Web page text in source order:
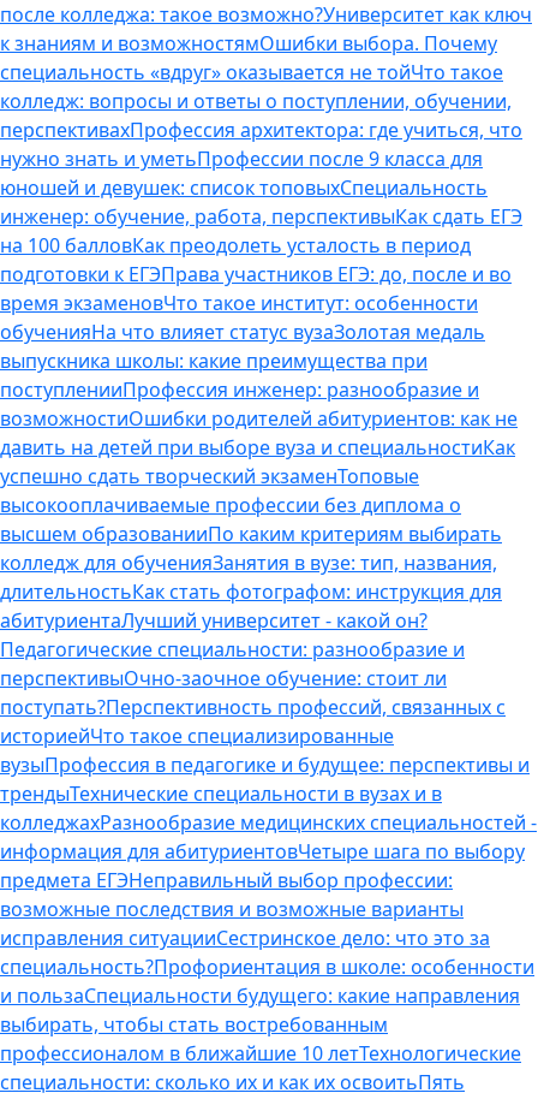
после колледжа: такое возможно?Университет как ключ
к знаниям и возможностямОшибки выбора. Почему
специальность «вдруг» оказывается не тойЧто такое
колледж: вопросы и ответы о поступлении, обучении,
перспективахПрофессия архитектора: где учиться, что
нужно знать и уметьПрофессии после 9 класса для
юношей и девушек: список топовыхСпециальность
инженер: обучение, работа, перспективыКак сдать ЕГЭ
на 100 балловКак преодолеть усталость в период
подготовки к ЕГЭПрава участников ЕГЭ: до, после и во
время экзаменовЧто такое институт: особенности
обученияНа что влияет статус вузаЗолотая медаль
выпускника школы: какие преимущества при
поступленииПрофессия инженер: разнообразие и
возможностиОшибки родителей абитуриентов: как не
давить на детей при выборе вуза и специальностиКак
успешно сдать творческий экзаменТоповые
высокооплачиваемые профессии без диплома о
высшем образованииПо каким критериям выбирать
колледж для обученияЗанятия в вузе: тип, названия,
длительностьКак стать фотографом: инструкция для
абитуриентаЛучший университет - какой он?
Педагогические специальности: разнообразие и
перспективыОчно-заочное обучение: стоит ли
поступать?Перспективность профессий, связанных с
историейЧто такое специализированные
вузыПрофессия в педагогике и будущее: перспективы и
трендыТехнические специальности в вузах и в
колледжахРазнообразие медицинских специальностей -
информация для абитуриентовЧетыре шага по выбору
предмета ЕГЭНеправильный выбор профессии:
возможные последствия и возможные варианты
исправления ситуацииСестринское дело: что это за
специальность?Профориентация в школе: особенности
и пользаСпециальности будущего: какие направления
выбирать, чтобы стать востребованным
профессионалом в ближайшие 10 летТехнологические
специальности: сколько их и как их освоитьПять